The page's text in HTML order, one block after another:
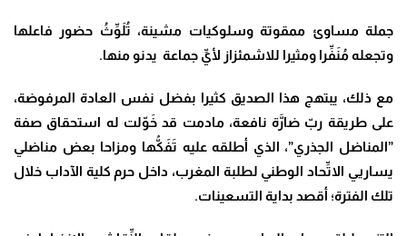
جملة مساوئ ممقوتة وسلوكيات مشينة، تُلَوِّثُ حضور فاعلها
وتجعله مُنَفِّرا ومثيرا للاشمئزاز لأيِّ جماعة يدنو منها.
مع ذلك، يبتهج هذا الصديق كثيرا بفضل نفس العادة المرفوضة،
على طريقة ربّ ضارَّة نافعة، مادمت قد خَوّلت له استحقاق صفة
”المناضل الجذري”، الذي أطلقه عليه تَفَكُّها ومزاحا بعض مناضلي
يساريي الاتِّحاد الوطني لطلبة المغرب، داخل حرم كلية الآداب خلال
تلك الفترة؛ أقصد بداية التسعينات.